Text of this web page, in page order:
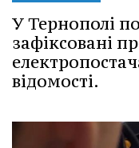
У Тернополі
зафіксовані
відомості.